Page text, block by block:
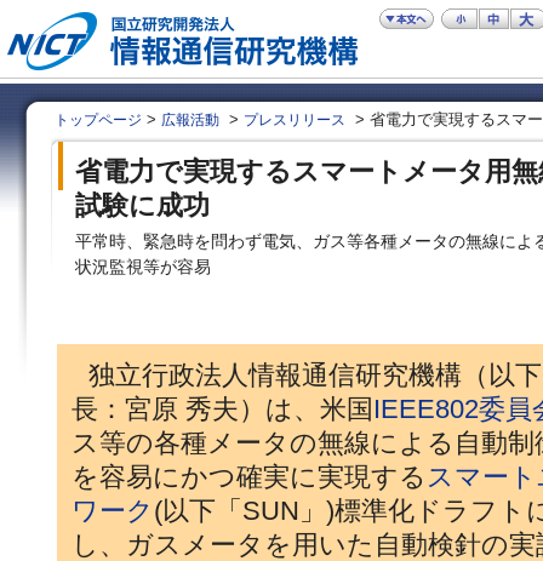
トップページ > 広報活動 > プレスリリース > 省電力で実現するスマ
省電力で実現するスマートメータ用
試験に成功
平常時、緊急時を問わず電気、ガス等各種メータの無線によ
状況監視等が容易
独立行政法人情報通信研究機構（以
長：宮原 秀夫）は、米国 IEEE802委員
ス等の各種メータの無線による自動
を容易にかつ確実に実現する スマー
ワーク (以下「SUN」)標準化ドラフト
し、ガスメータを用いた自動検針の